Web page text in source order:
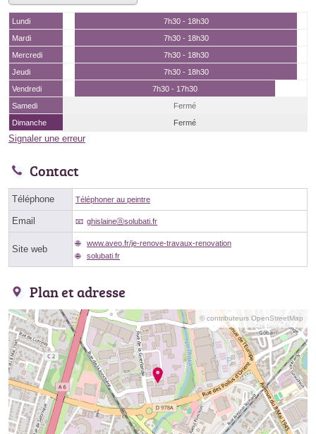
Lundi
7h30 - 18h30
Mardi
7h30 - 18h30
Mercredi
7h30 - 18h30
Jeudi
7h30 - 18h30
Vendredi
7h30 - 17h30
Samedi
Fermé
Dimanche
Fermé
Signaler une erreur
Contact
Téléphone Téléphoner au peintre
Email ghislaineⓐsolubati.fr
Site web
www.aveo.fr/je-renove-travaux-renovation
solubati.fr
Plan et adresse
© contributeurs OpenStreetMap